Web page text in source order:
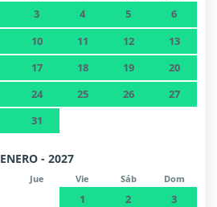
3 4 5
6
10 11 12
13
17 18 19
20
24 25 26
27
31
ENERO - 2027
Jue Vie Sáb Dom
1 2
3